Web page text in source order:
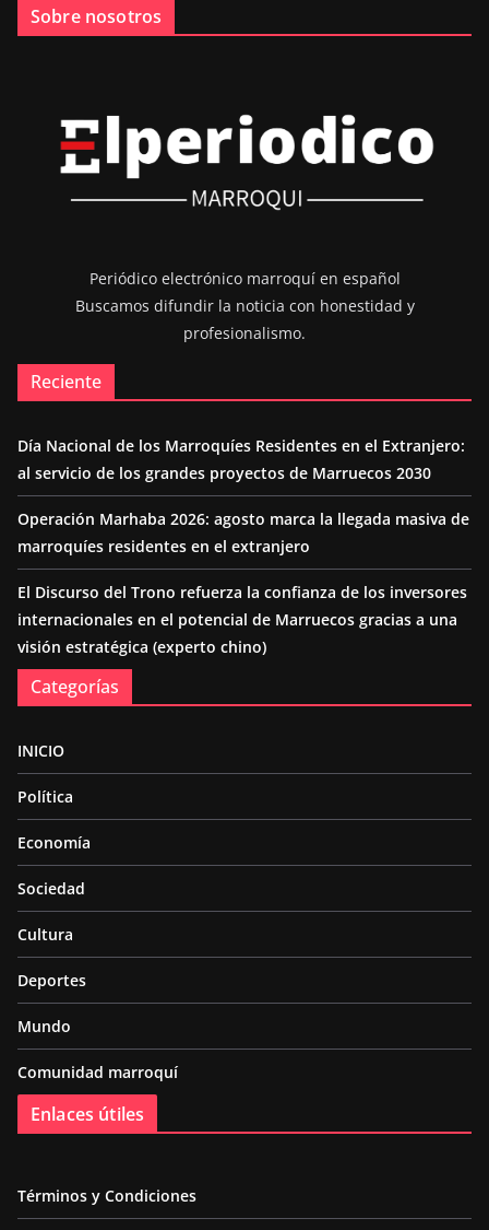
Sobre nosotros
Periódico electrónico marroquí en español
Buscamos difundir la noticia con honestidad y
profesionalismo.
Reciente
Día Nacional de los Marroquíes Residentes en el Extranjero:
al servicio de los grandes proyectos de Marruecos 2030
Operación Marhaba 2026: agosto marca la llegada masiva de
marroquíes residentes en el extranjero
El Discurso del Trono refuerza la confianza de los inversores
internacionales en el potencial de Marruecos gracias a una
visión estratégica (experto chino)
Categorías
INICIO
Política
Economía
Sociedad
Cultura
Deportes
Mundo
Comunidad marroquí
Enlaces útiles
Términos y Condiciones